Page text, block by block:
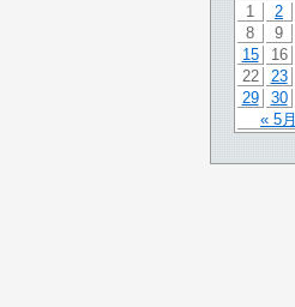
« 5月
1 2
8
9
15
16
22
23
29
30